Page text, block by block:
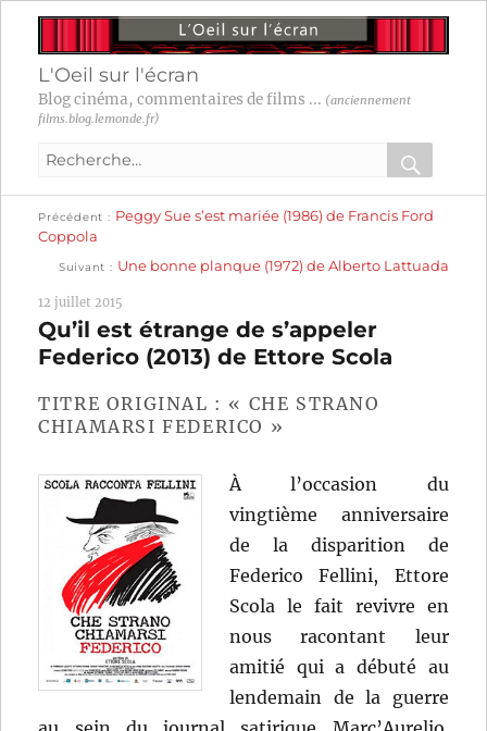
L'Oeil sur l'écran
Blog cinéma, commentaires de films ... (anciennement
films.blog.lemonde.fr)
Recherche
:
OK
Navigation
de
l’article
Précédent
précédente :
Peggy Sue s’est mariée (1986) de Francis Ford
Coppola
Suivant
suivante :
Une bonne planque (1972) de Alberto Lattuada
12 juillet 2015
Qu’il est étrange de s’appeler
Federico (2013) de Ettore Scola
TITRE ORIGINAL : « CHE STRANO
CHIAMARSI FEDERICO »
À l’occasion du
vingtième anniversaire
de la disparition de
Federico Fellini, Ettore
Scola le fait revivre en
nous racontant leur
amitié qui a débuté au
lendemain de la guerre